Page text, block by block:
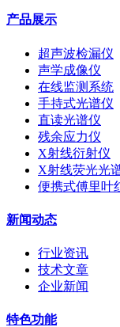
产品展示
超声波检漏仪
声学成像仪
在线监测系统
手持式光谱仪
直读光谱仪
残余应力仪
X射线衍射仪
X射线荧光光
便携式傅里叶
新闻动态
行业资讯
技术文章
企业新闻
特色功能